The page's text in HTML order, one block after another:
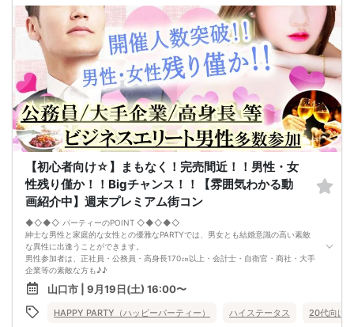
□最少催行人数が男性2名・女性2名以上からとなっております。
（男女比の調整を行っておりますが、キャンセル等によって変動がある場合がご
ざいます。原則、男女比に関わらず,最少催行人数を下回った場合に限り、「中
止」及び「返金」させて頂きます。）
【初心者向け☆】まもなく！完売間近！！男性・女
性残り僅か！！Bigチャンス！！【雰囲気わかる動
画紹介中】週末プレミアム街コン
◆◇◆◇ パーティーのPOINT ◇◆◇◆◇
紳士な男性と家庭的な女性との優雅なPARTYでは、男女とも結婚意識の高い素敵
な異性に出逢うことができます。
男性参加者は、正社員・公務員・高身長170㎝以上・会計士・自衛官・商社・大手
企業等の素敵な方も♪♪
ゆったりとお話できる空間は、恋活・婚活にピッタリ♪♪ 飲食付きで男女の仲も
深まります♪
定期的に席替えをして全員の方と交流して頂き、連絡先の交換も自由です♪
お一人様も多数参加されておられますので、ご安心してご参加下さい♪
山口市 | 9月19日(土) 16:00〜
HAPPY PARTY（ハッピーパーティー） ハイステータス 20代向け